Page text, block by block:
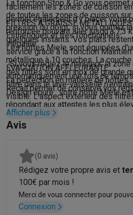
facilement les zones de cuisson
permet également d’y placer votre
renforcée pouvant aller jusqu’à 7,3
inégalée.
La fonction Stop & Go vous permet
de toutes les zones de cuisson sur
pression du doigt, si vous quittez
quelques instants. Vos plats
service grâce à la fonction Maintien
: Si vous réglez le minuteur, la
automatiquement une fois ce
Recall permet de conserve vos
FILTRES À GRAISSE
Esthétiques et très fonctionnels
Les hottes Miele sont équipées
métallique à 10 couches. La
des filtres sont en inox de grande
filtre dans le lave-vaisselle
visible. L'aspect extérieur des
sur une longue durée.
ÉVACUATION AFFLEURANTE
La perfection en matière de hottes
Design épuré : votre hotte Miele
répondant aux attentes les plus
d’esthétique que de
plan, faites confortablement glisser
obstacle.
Afficher plus
Avis
(0 avis)
Rédigez votre propre avis et
100€ par mois !
Merci de vous connecter pour
Connexion